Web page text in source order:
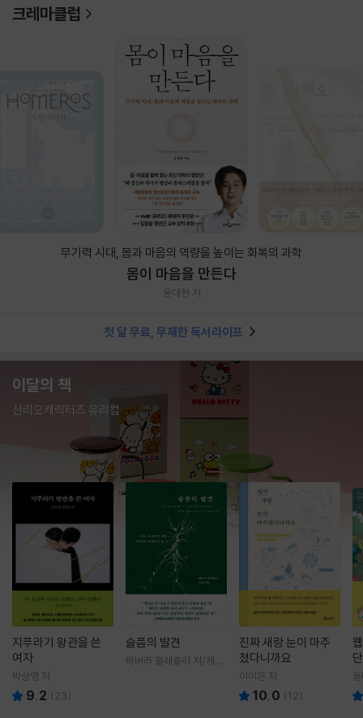
크레마클럽
무기력 시대, 몸과 마음의 역량을 높이는 회복의 과학
몸이 마음을 만든다
윤대현 저
첫 달 무료, 무제한 독서라이프
이달의 책
산리오캐릭터즈 유리컵
지푸라기 왕관을 쓴
여자
박상영 저
9.2 ( 23)
슬픔의 발견
바버라 블래츨리 저/제효
진짜 새랑 눈이 마주
쳤다니까요
이이은 저
10.0 (12)